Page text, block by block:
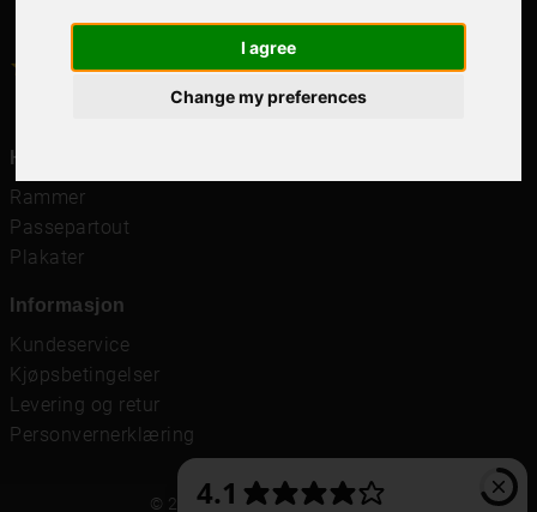
I agree
Change my preferences
4.64.6 / 5 1000+Recensioner
Hurtigkoblinger
Rammer
Passepartout
Plakater
Informasjon
Kundeservice
Kjøpsbetingelser
Levering og retur
Personvernerklæring
© 2021 Frame It International